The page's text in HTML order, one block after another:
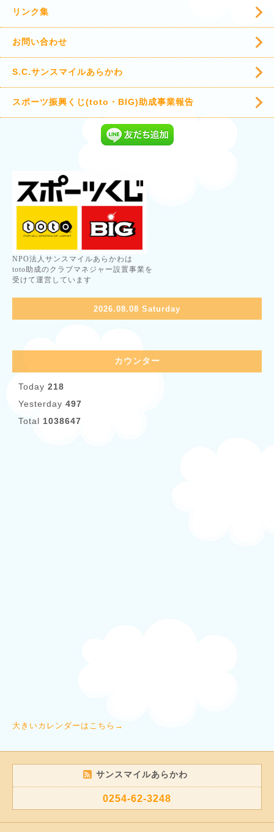
リンク集
お問い合わせ
S.C.サンスマイルあらかわ
スポーツ振興くじ(toto・BIG)助成事業報告
NPO法人サンスマイルあらかわは
toto助成のクラブマネジャー設置事業を
受けて運営しています
2026.08.08 Saturday
カウンター
Today 218
Yesterday 497
Total 1038647
大きいカレンダーはこちら→
サンスマイルあらかわ
0254-62-3248